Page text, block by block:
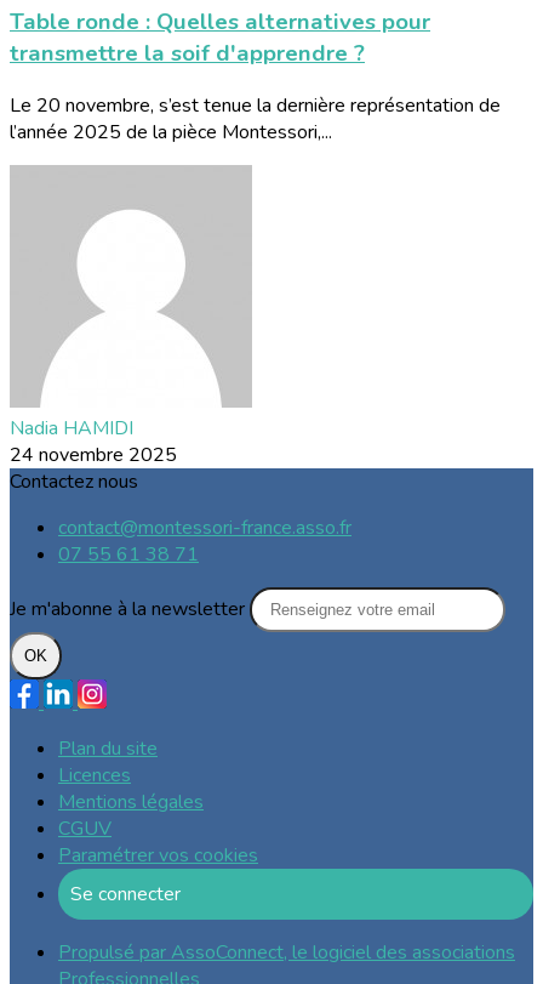
Table ronde : Quelles alternatives pour
transmettre la soif d'apprendre ?
Le 20 novembre, s’est tenue la dernière représentation de
l’année 2025 de la pièce Montessori,...
Nadia HAMIDI
24 novembre 2025
Contactez nous
contact@montessori-france.asso.fr
07 55 61 38 71
Je m'abonne à la newsletter
OK
Plan du site
Licences
Mentions légales
CGUV
Paramétrer vos cookies
Se connecter
Propulsé par AssoConnect, le logiciel des associations